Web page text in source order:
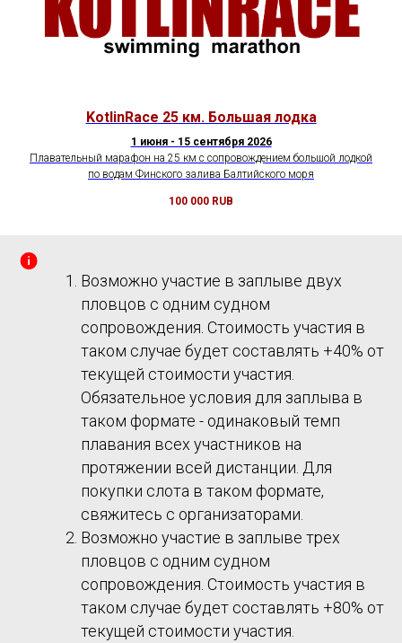
KotlinRace 25 км. Большая лодка
1 июня - 15 сентября 2026
Плавательный марафон на 25 км с сопровождением большой лодкой
по водам Финского залива Балтийского моря
100 000 RUB
Возможно участие в заплыве двух
пловцов с одним судном
сопровождения. Стоимость участия в
таком случае будет составлять +40% от
текущей стоимости участия.
Обязательное условия для заплыва в
таком формате - одинаковый темп
плавания всех участников на
протяжении всей дистанции. Для
покупки слота в таком формате,
свяжитесь с организаторами.
Возможно участие в заплыве трех
пловцов с одним судном
сопровождения. Стоимость участия в
таком случае будет составлять +80% от
текущей стоимости участия.